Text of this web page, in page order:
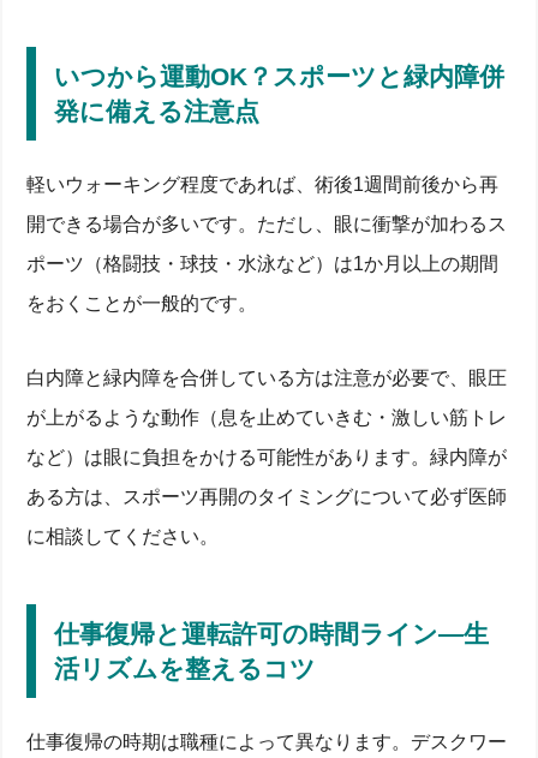
いつから運動OK？スポーツと緑内障併
発に備える注意点
軽いウォーキング程度であれば、術後1週間前後から再
開できる場合が多いです。ただし、眼に衝撃が加わるス
ポーツ（格闘技・球技・水泳など）は1か月以上の期間
をおくことが一般的です。
白内障と緑内障を合併している方は注意が必要で、眼圧
が上がるような動作（息を止めていきむ・激しい筋トレ
など）は眼に負担をかける可能性があります。緑内障が
ある方は、スポーツ再開のタイミングについて必ず医師
に相談してください。
仕事復帰と運転許可の時間ライン―生
活リズムを整えるコツ
仕事復帰の時期は職種によって異なります。デスクワー